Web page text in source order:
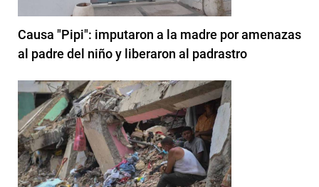
Causa "Pipi": imputaron a la madre por amenazas
al padre del niño y liberaron al padrastro